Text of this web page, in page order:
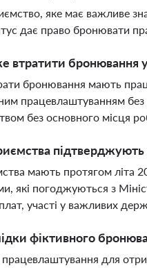
яке має важливе
дає право бронювати
втратити бронювання
бронювання мають
працевлаштуванням без
без основного місця
мають протягом літа
які погоджуються з
участі у важливих
фіктивного
працевлаштування для